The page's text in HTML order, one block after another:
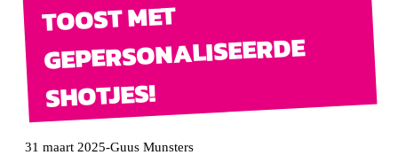
TOOST MET
GEPERSONALISEERDE
SHOTJES!
31 maart 2025-Guus Munsters